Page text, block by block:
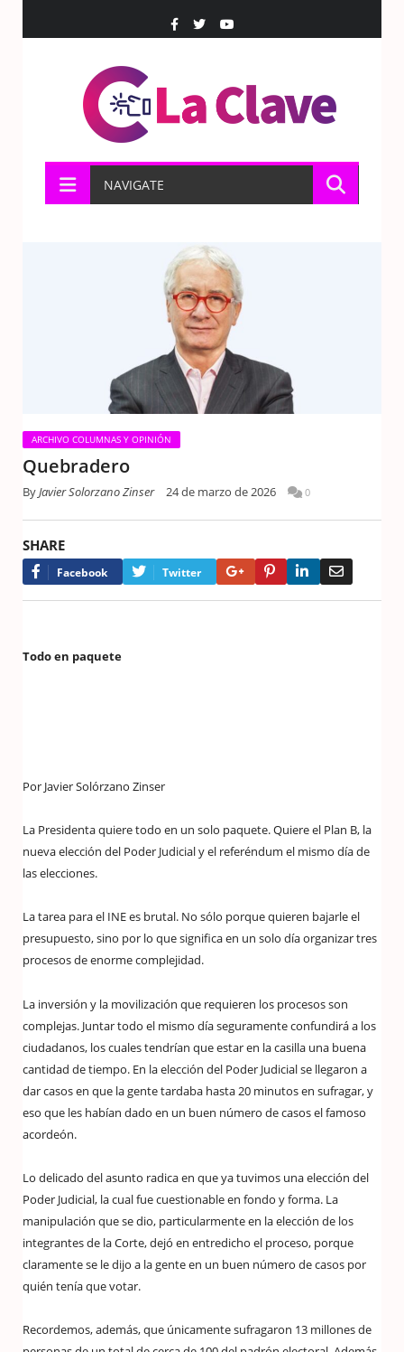
NAVIGATE
ARCHIVO COLUMNAS Y OPINIÓN
Quebradero
ByJavier Solorzano Zinser 24 de marzo de 2026 0
SHARE
Facebook Twitter Google+PinterestLinkedIn
Todo en paquete
Por Javier Solórzano Zinser
La Presidenta quiere todo en un solo paquete. Quiere el Plan B, la
nueva elección del Poder Judicial y el referéndum el mismo día de
las elecciones.
La tarea para el INE es brutal. No sólo porque quieren bajarle el
presupuesto, sino por lo que significa en un solo día organizar tres
procesos de enorme complejidad.
La inversión y la movilización que requieren los procesos son
complejas. Juntar todo el mismo día seguramente confundirá a los
ciudadanos, los cuales tendrían que estar en la casilla una buena
cantidad de tiempo. En la elección del Poder Judicial se llegaron a
dar casos en que la gente tardaba hasta 20 minutos en sufragar, y
eso que les habían dado en un buen número de casos el famoso
acordeón.
Lo delicado del asunto radica en que ya tuvimos una elección del
Poder Judicial, la cual fue cuestionable en fondo y forma. La
manipulación que se dio, particularmente en la elección de los
integrantes de la Corte, dejó en entredicho el proceso, porque
claramente se le dijo a la gente en un buen número de casos por
quién tenía que votar.
Recordemos, además, que únicamente sufragaron 13 millones de